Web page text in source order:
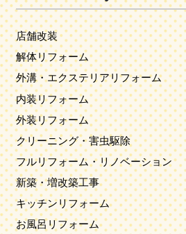
店舗改装
解体リフォーム
外溝・エクステリアリフォーム
内装リフォーム
外装リフォーム
クリーニング・害虫駆除
フルリフォーム・リノベーション
新築・増改築工事
キッチンリフォーム
お風呂リフォーム